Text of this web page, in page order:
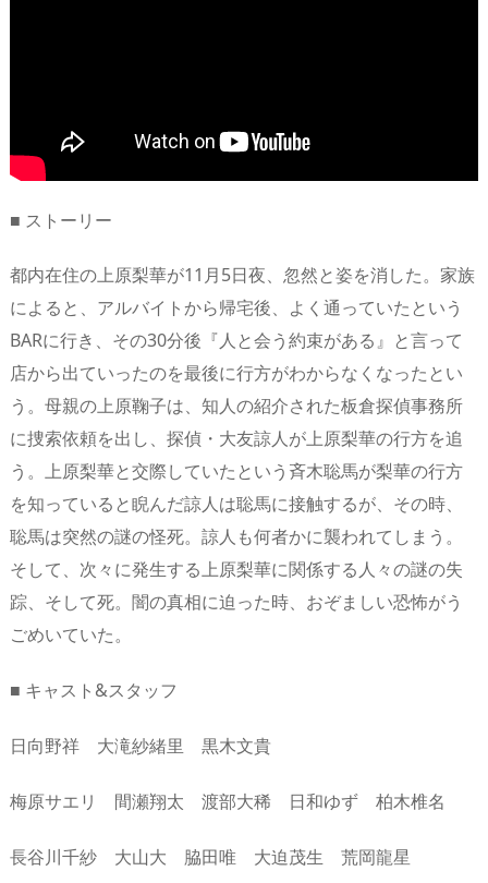
■ ストーリー
都内在住の上原梨華が11月5日夜、忽然と姿を消した。家族
によると、アルバイトから帰宅後、よく通っていたという
BARに行き、その30分後『人と会う約束がある』と言って
店から出ていったのを最後に行方がわからなくなったとい
う。母親の上原鞠子は、知人の紹介された板倉探偵事務所
に捜索依頼を出し、探偵・大友諒人が上原梨華の行方を追
う。上原梨華と交際していたという斉木聡馬が梨華の行方
を知っていると睨んだ諒人は聡馬に接触するが、その時、
聡馬は突然の謎の怪死。諒人も何者かに襲われてしまう。
そして、次々に発生する上原梨華に関係する人々の謎の失
踪、そして死。闇の真相に迫った時、おぞましい恐怖がう
ごめいていた。
■ キャスト&スタッフ
日向野祥 大滝紗緒里 黒木文貴
梅原サエリ 間瀬翔太 渡部大稀 日和ゆず 柏木椎名
長谷川千紗 大山大 脇田唯 大迫茂生 荒岡龍星